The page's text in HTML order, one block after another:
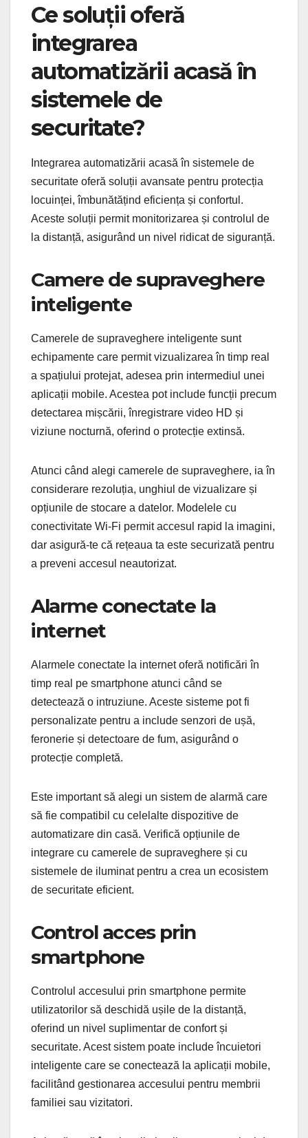
Ce soluții oferă
integrarea
automatizării acasă în
sistemele de
securitate?
Integrarea automatizării acasă în sistemele de
securitate oferă soluții avansate pentru protecția
locuinței, îmbunătățind eficiența și confortul.
Aceste soluții permit monitorizarea și controlul de
la distanță, asigurând un nivel ridicat de siguranță.
Camere de supraveghere
inteligente
Camerele de supraveghere inteligente sunt
echipamente care permit vizualizarea în timp real
a spațiului protejat, adesea prin intermediul unei
aplicații mobile. Acestea pot include funcții precum
detectarea mișcării, înregistrare video HD și
viziune nocturnă, oferind o protecție extinsă.
Atunci când alegi camerele de supraveghere, ia în
considerare rezoluția, unghiul de vizualizare și
opțiunile de stocare a datelor. Modelele cu
conectivitate Wi-Fi permit accesul rapid la imagini,
dar asigură-te că rețeaua ta este securizată pentru
a preveni accesul neautorizat.
Alarme conectate la
internet
Alarmele conectate la internet oferă notificări în
timp real pe smartphone atunci când se
detectează o intruziune. Aceste sisteme pot fi
personalizate pentru a include senzori de ușă,
feronerie și detectoare de fum, asigurând o
protecție completă.
Este important să alegi un sistem de alarmă care
să fie compatibil cu celelalte dispozitive de
automatizare din casă. Verifică opțiunile de
integrare cu camerele de supraveghere și cu
sistemele de iluminat pentru a crea un ecosistem
de securitate eficient.
Control acces prin
smartphone
Controlul accesului prin smartphone permite
utilizatorilor să deschidă ușile de la distanță,
oferind un nivel suplimentar de confort și
securitate. Acest sistem poate include încuietori
inteligente care se conectează la aplicații mobile,
facilitând gestionarea accesului pentru membrii
familiei sau vizitatori.